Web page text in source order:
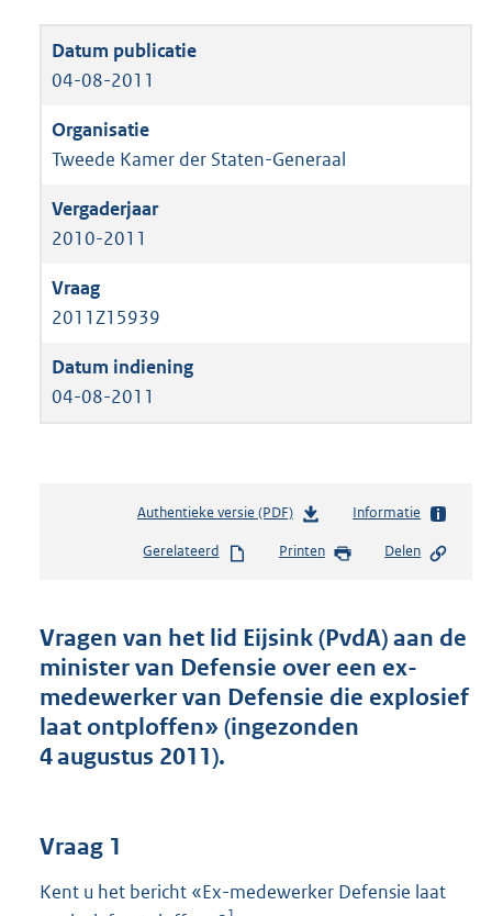
04-08-2011
Tweede Kamer der Staten-Generaal
2010-2011
2011Z15939
04-08-2011
Authentieke versie (PDF)b
s
d
s
g
r
8
Informatie
Gerelateerd Printen Delen
Vragen van het lid Eijsink (PvdA) aan de
minister van Defensie over een ex-
medewerker van Defensie die explosief
laat ontploffen» (ingezonden
4 augustus 2011).
Vraag 1
Kent u het bericht «Ex-medewerker Defensie laat